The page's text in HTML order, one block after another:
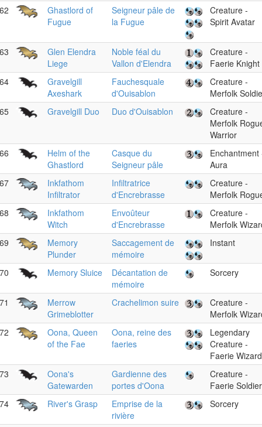
Ghastlord of
Fugue
Seigneur pâle de
la Fugue
Creature -
Spirit Avatar
Glen Elendra
Liege
Noble féal du
Vallon d'Elendra
Creature -
Faerie Knight
Gravelgill
Axeshark
Fauchesquale
d'Ouisablon
Creature -
Merfolk
Gravelgill Duo Duo d'Ouisablon
Creature -
Merfolk
Warrior
Helm of the
Ghastlord
Casque du
Seigneur pâle
Enchantment
Aura
Inkfathom
Infiltrator
Infiltratrice
d'Encrebrasse
Creature -
Merfolk
Inkfathom
Witch
Envoûteur
d'Encrebrasse
Creature -
Merfolk
Memory
Plunder
Saccagement de
mémoire
Instant
Memory Sluice
Décantation de
mémoire
Sorcery
Merrow
Grimeblotter
Crachelimon suire
Creature -
Merfolk
Oona, Queen
of the Fae
Oona, reine des
faeries
Legendary
Creature -
Faerie Wizard
Oona's
Gatewarden
Gardienne des
portes d'Oona
Creature -
Faerie Soldier
River's Grasp
Emprise de la
rivière
Sorcery